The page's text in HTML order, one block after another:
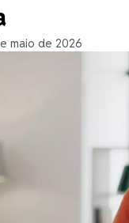
maio de 2026